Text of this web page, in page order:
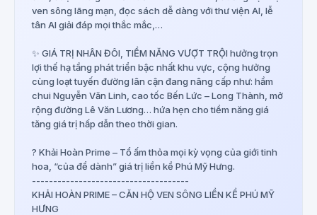
ven sông lãng mạn, đọc sách dễ dàng với thư viện AI, lễ
tân AI giải đáp mọi thắc mắc,…
✨ GIÁ TRỊ NHÂN ĐÔI, TIỀM NĂNG VƯỢT TRỘI hưởng trọn
lợi thế hạ tầng phát triển bậc nhất khu vực, cộng hưởng
cùng loạt tuyến đường lân cận đang nâng cấp như: hầm
chui Nguyễn Văn Linh, cao tốc Bến Lức – Long Thành, mở
rộng đường Lê Văn Lương… hứa hẹn cho tiềm năng giá
tăng giá trị hấp dẫn theo thời gian.
? Khải Hoàn Prime – Tổ ấm thỏa mọi kỳ vọng của giới tinh
hoa, “của để dành” giá trị liền kề Phú Mỹ Hưng.
-------------------------------------
KHẢI HOÀN PRIME – CĂN HỘ VEN SÔNG LIỀN KỀ PHÚ MỸ
HƯNG